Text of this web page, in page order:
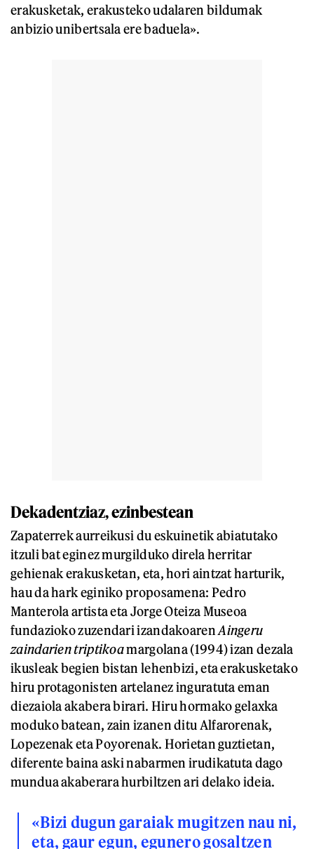
erakusketak, erakusteko udalaren bildumak
anbizio unibertsala ere baduela».
Dekadentziaz, ezinbestean
Zapaterrek aurreikusi du eskuinetik abiatutako
itzuli bat eginez murgilduko direla herritar
gehienak erakusketan, eta, hori aintzat harturik,
hau da hark eginiko proposamena: Pedro
Manterola artista eta Jorge Oteiza Museoa
fundazioko zuzendari izandakoarenAingeru
zaindarien triptikoamargolana (1994) izan dezala
ikusleak begien bistan lehenbizi, eta erakusketako
hiru protagonisten artelanez inguratuta eman
diezaiola akabera birari. Hiru hormako gelaxka
moduko batean, zain izanen ditu Alfarorenak,
Lopezenak eta Poyorenak. Horietan guztietan,
diferente baina aski nabarmen irudikatuta dago
mundua akaberara hurbiltzen ari delako ideia.
«Bizi dugun garaiak mugitzen nau ni,
eta, gaur egun, egunero gosaltzen